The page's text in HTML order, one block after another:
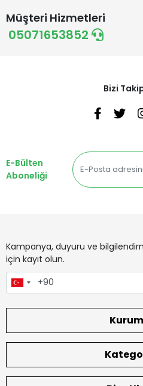
Müşteri Hizmetleri
05071653852
Bizi
E-Bülten
Aboneliği
Kampanya, duyuru ve
için kayıt olun.